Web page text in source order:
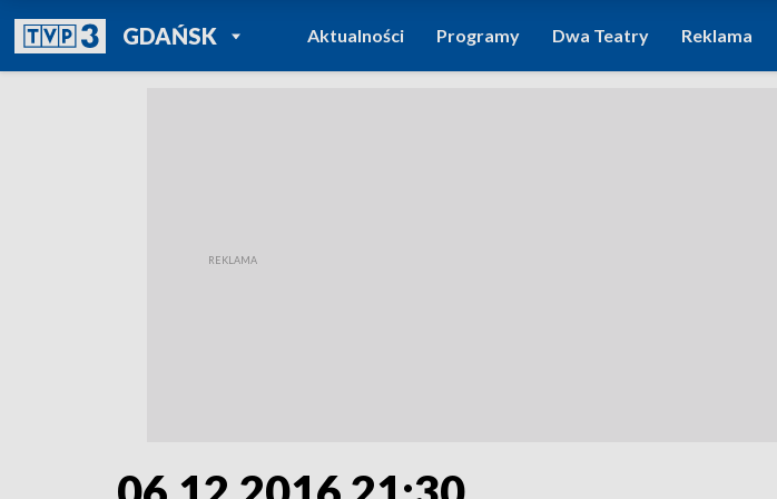
GDAŃSKPOWRÓT DO
TVP REGIONY
Aktualności Programy Dwa Teatry Reklama